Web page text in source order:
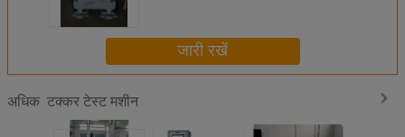
जारी रखें
अधिक टक्कर टेस्ट मशीन